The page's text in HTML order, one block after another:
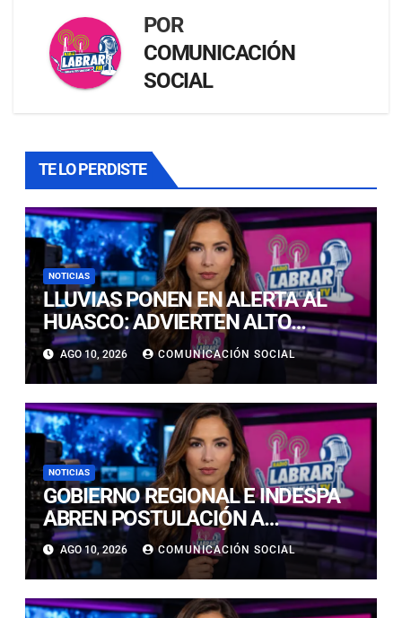
POR
COMUNICACIÓN
SOCIAL
TE LO PERDISTE
NOTICIAS
LLUVIAS PONEN EN ALERTA AL
HUASCO: ADVIERTEN ALTO
RIESGO DE ALUVIONES Y
DERRUMBES
AGO 10, 2026 COMUNICACIÓN SOCIAL
NOTICIAS
GOBIERNO REGIONAL E INDESPA
ABREN POSTULACIÓN A
CONCURSO POR MÁS DE $385
MILLONES PARA FORTALECER LA
PESCA ARTESANAL
AGO 10, 2026 COMUNICACIÓN SOCIAL